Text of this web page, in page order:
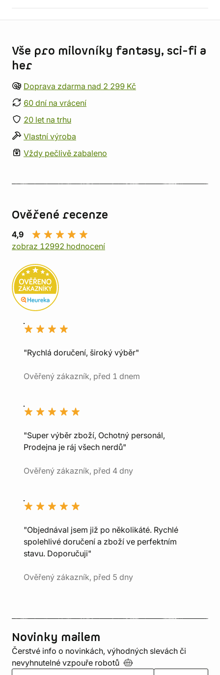
Vše pro milovníky fantasy, sci-fi a
her
Doprava zdarma nad 2 299 Kč
60 dní na vrácení
20 let na trhu
Vlastní výroba
Vždy pečlivě zabaleno
Ověřené recenze
4,9
zobraz 12992 hodnocení
"Rychlá doručení, široký výběr"
Ověřený zákazník, před 1 dnem
"Super výběr zboží, Ochotný personál,
Prodejna je ráj všech nerdů"
Ověřený zákazník, před 4 dny
"Objednával jsem již po několikáté. Rychlé
spolehlivé doručení a zboží ve perfektním
stavu. Doporučuji"
Ověřený zákazník, před 5 dny
Novinky mailem
Čerstvé info o novinkách, výhodných slevách či
nevyhnutelné vzpouře robotů